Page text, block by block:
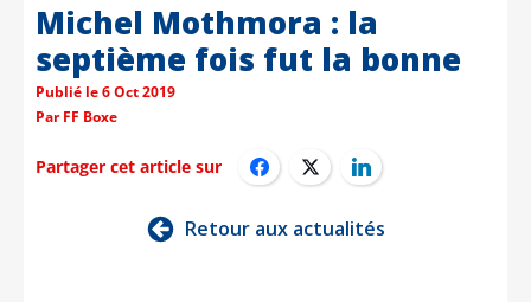
Michel Mothmora : la
septième fois fut la bonne
Publié le6 Oct 2019
ParFF Boxe
Partager cet article sur
Retour aux actualités